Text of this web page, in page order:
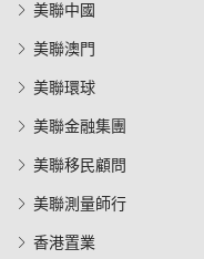
美聯中國
美聯澳門
美聯環球
美聯金融集團
美聯移民顧問
美聯測量師行
香港置業